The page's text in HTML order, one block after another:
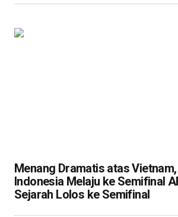
Menang Dramatis atas
Indonesia Melaju ke Semifinal
Sejarah Lolos ke Semifinal